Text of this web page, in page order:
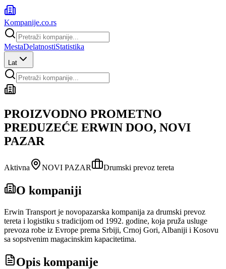
Kompanije.co.rs
MestaDelatnostiStatistika
Lat
PROIZVODNO PROMETNO
PREDUZEĆE ERWIN DOO, NOVI
PAZAR
Aktivna NOVI PAZAR Drumski prevoz tereta
O kompaniji
Erwin Transport je novopazarska kompanija za drumski prevoz
tereta i logistiku s tradicijom od 1992. godine, koja pruža usluge
prevoza robe iz Evrope prema Srbiji, Crnoj Gori, Albaniji i Kosovu
sa sopstvenim magacinskim kapacitetima.
Opis kompanije